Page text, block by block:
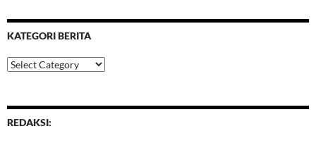
KATEGORI BERITA
Kategori
Berita
REDAKSI: